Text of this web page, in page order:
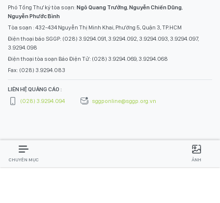
Phó Tổng Thư ký tòa soạn: Ngô Quang Trưởng Nguyễn Chiến Dũng
Nguyễn Phước Bình
Tòa soạn : 432-434 Nguyễn Thị Minh Khai, Phường 5, Quận 3, TP.HCM
Điện thoại báo SGGP: (028) 3.9294.091, 3.9294.092, 3.9294.093, 3.9294.097,
3.9294.098
Điện thoại tòa soạn Báo Điện Tử: (028) 3.9294.069, 3.9294.068
Fax: (028) 3.9294.083
LIÊN HỆ QUẢNG CÁO :
(028) 3.9294.094
sggponline@sggp.org.vn
CHUYÊN MỤC ẢNH